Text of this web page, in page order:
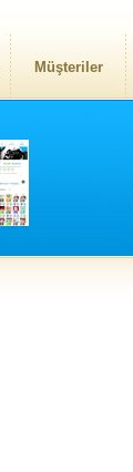
Müşteriler